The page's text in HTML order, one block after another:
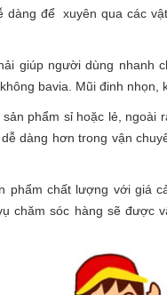
để xuyên qua các
giúp người dùng nhanh
bavia. Mũi đinh nhọn,
phẩm sỉ hoặc lẻ, ngoài
dàng hơn trong vận
phẩm chất lượng với giá
chăm sóc hàng sẽ được